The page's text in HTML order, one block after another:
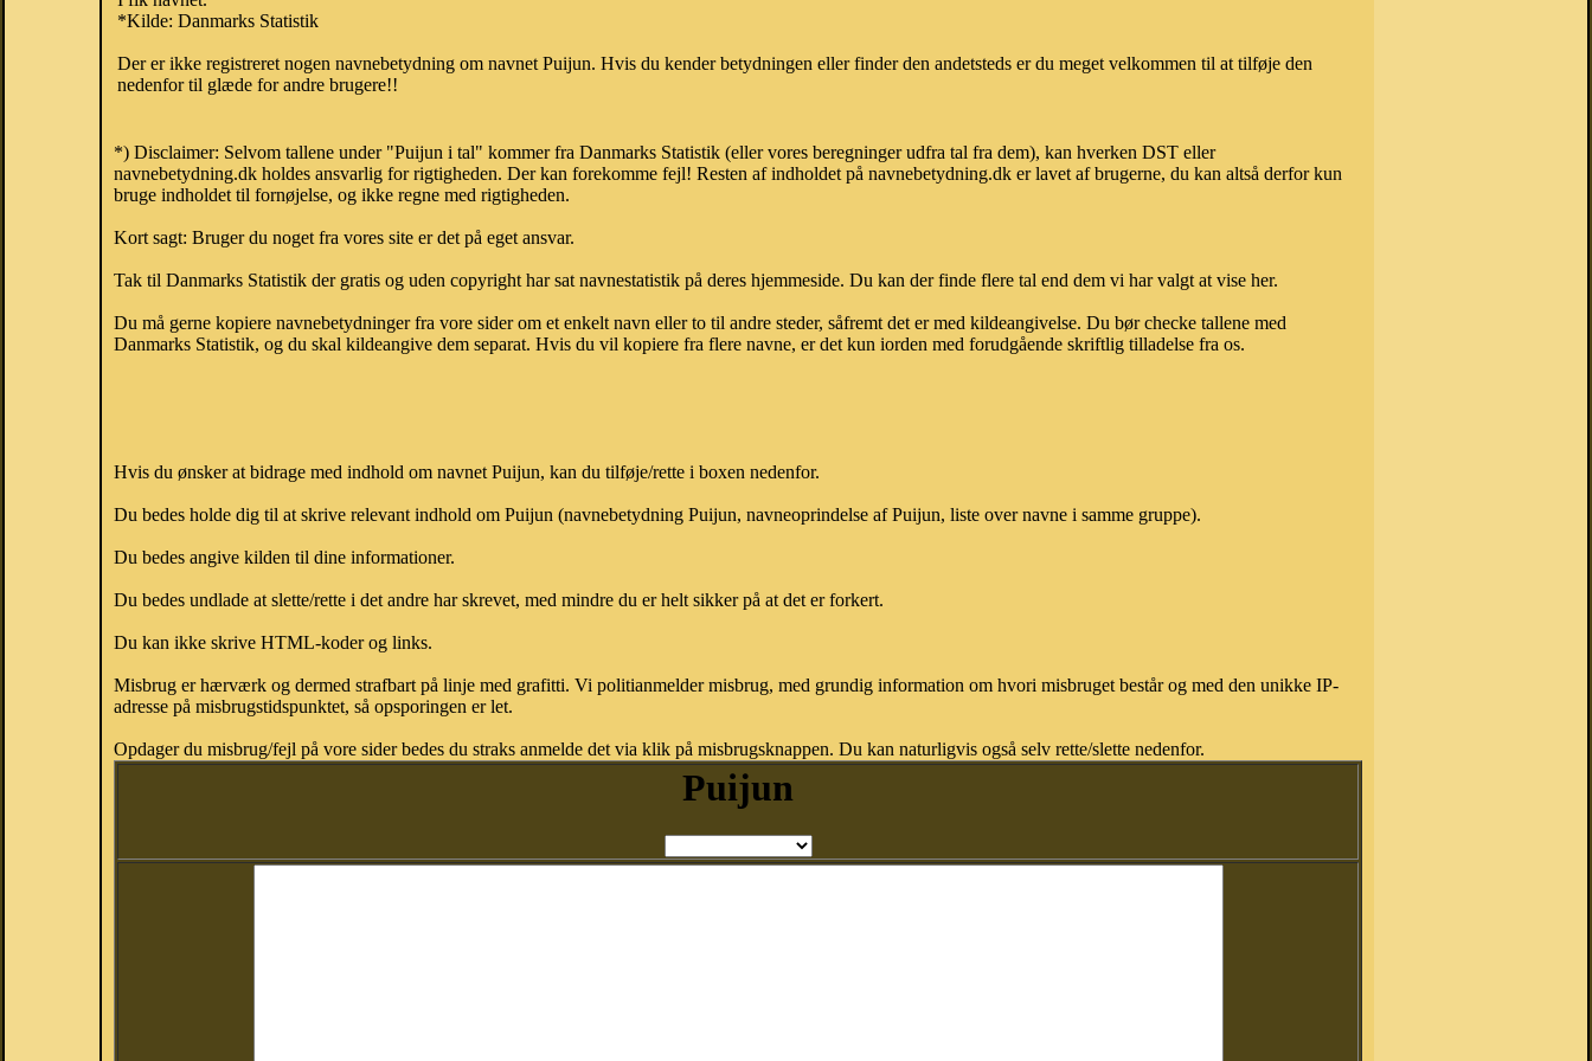
*Kilde: Danmarks Statistik
Der er ikke registreret nogen navnebetydning om navnet Puijun. Hvis du kender betydningen eller finder den andetsteds er du meget velkommen til at tilføje den
nedenfor til glæde for andre brugere!!
*) Disclaimer: Selvom tallene under "Puijun i tal" kommer fra Danmarks Statistik (eller vores beregninger udfra tal fra dem), kan hverken DST eller
navnebetydning.dk holdes ansvarlig for rigtigheden. Der kan forekomme fejl! Resten af indholdet på navnebetydning.dk er lavet af brugerne, du kan altså derfor kun
bruge indholdet til fornøjelse, og ikke regne med rigtigheden.
Kort sagt: Bruger du noget fra vores site er det på eget ansvar.
Tak til Danmarks Statistik der gratis og uden copyright har sat navnestatistik på deres hjemmeside. Du kan der finde flere tal end dem vi har valgt at vise her.
Du må gerne kopiere navnebetydninger fra vore sider om et enkelt navn eller to til andre steder, såfremt det er med kildeangivelse. Du bør checke tallene med
Danmarks Statistik, og du skal kildeangive dem separat. Hvis du vil kopiere fra flere navne, er det kun iorden med forudgående skriftlig tilladelse fra os.
Hvis du ønsker at bidrage med indhold om navnet Puijun, kan du tilføje/rette i boxen nedenfor.
Du bedes holde dig til at skrive relevant indhold om Puijun (navnebetydning Puijun, navneoprindelse af Puijun, liste over navne i samme gruppe).
Du bedes angive kilden til dine informationer.
Du bedes undlade at slette/rette i det andre har skrevet, med mindre du er helt sikker på at det er forkert.
Du kan ikke skrive HTML-koder og links.
Misbrug er hærværk og dermed strafbart på linje med grafitti. Vi politianmelder misbrug, med grundig information om hvori misbruget består og med den unikke IP-
adresse på misbrugstidspunktet, så opsporingen er let.
Opdager du misbrug/fejl på vore sider bedes du straks anmelde det via klik på misbrugsknappen. Du kan naturligvis også selv rette/slette nedenfor.
Puijun